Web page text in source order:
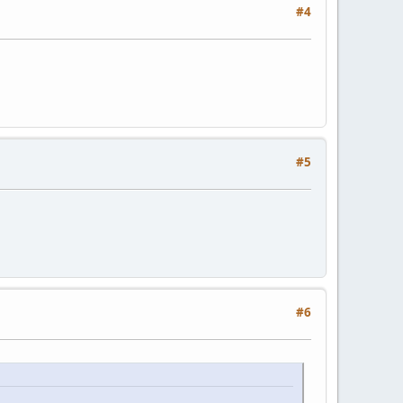
#4
#5
#6